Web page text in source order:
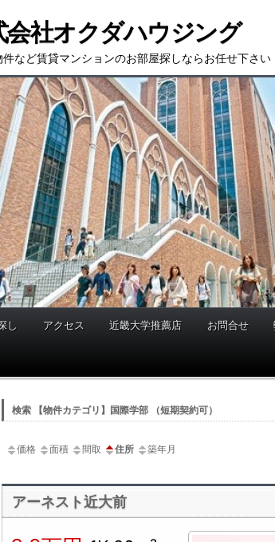
会社オクダハウジング
など賃貸マンションのお部屋探しならお任せ下さい
し アクセス 近畿大学推薦店 お問合せ
検索 【物件カテゴリ】国際学部 （短期契約可）
価格 面積 間取 住所 築年月
アーネスト近大前